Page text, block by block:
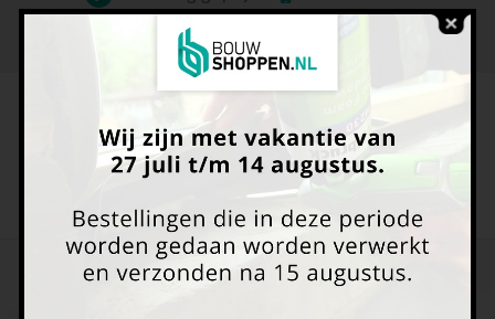
Heeft u vragen of opmerkingen?
Neem dan contact met ons op via het
contactformulier